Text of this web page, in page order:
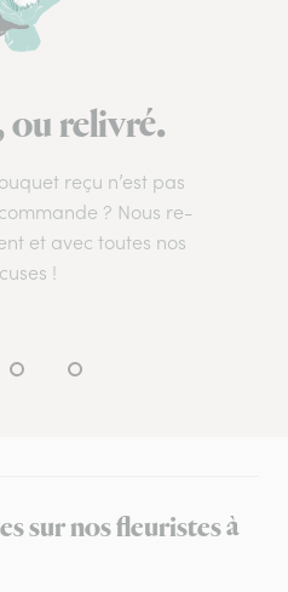
relivré.
reçu n’est pas
? Nous re-
et avec toutes nos
!
sur nos fleuristes à